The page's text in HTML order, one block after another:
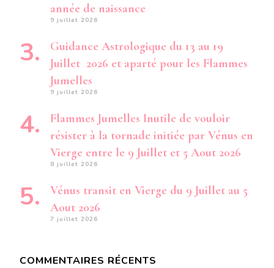
année de naissance
9 juillet 2026
Guidance Astrologique du 13 au 19
Juillet 2026 et aparté pour les Flammes
Jumelles
9 juillet 2026
Flammes Jumelles Inutile de vouloir
résister à la tornade initiée par Vénus en
Vierge entre le 9 Juillet et 5 Aout 2026
8 juillet 2026
Vénus transit en Vierge du 9 Juillet au 5
Aout 2026
7 juillet 2026
COMMENTAIRES RÉCENTS